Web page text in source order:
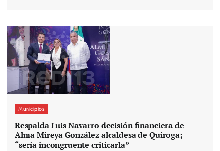
Municipios
Respalda Luis Navarro decisión financiera de
Alma Mireya González alcaldesa de Quiroga;
“sería incongruente criticarla”